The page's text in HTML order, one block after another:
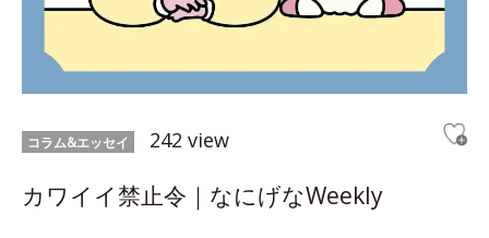
コラム&エッセイ 242 view
カワイイ禁止令｜なにげなWeekly